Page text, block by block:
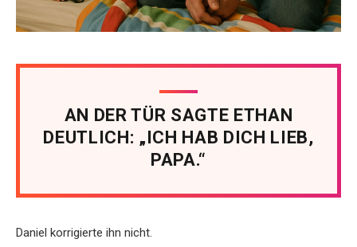
AN DER TÜR SAGTE ETHAN
DEUTLICH: „ICH HAB DICH LIEB,
PAPA.“
Daniel korrigierte ihn nicht.